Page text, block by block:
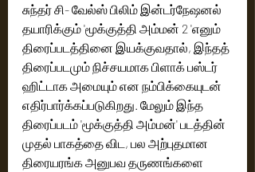
சுந்தர் சி- வேல்ஸ் பிலிம் இன்டர்நேஷனல்
தயாரிக்கும் 'மூக்குத்தி அம்மன் 2 'எனும்
திரைப்படத்தினை இயக்குவதால், இந்தத்
திரைப்படமும் நிச்சயமாக பிளாக் பஸ்டர்
ஹிட்டாக அமையும் என நம்பிக்கையுடன்
எதிர்பார்க்கப்படுகிறது. மேலும் இந்த
திரைப்படம் 'மூக்குத்தி அம்மன்' படத்தின்
முதல் பாகத்தை விட, பல அற்புதமான
திரையரங்க அனுபவ தருணங்களை